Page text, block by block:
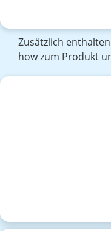
Zusätzlich
how zum Produkt